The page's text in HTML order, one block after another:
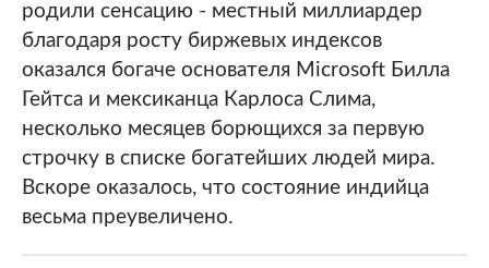
родили сенсацию - местный миллиардер
благодаря росту биржевых индексов
оказался богаче основателя Microsoft Билла
Гейтса и мексиканца Карлоса Слима,
несколько месяцев борющихся за первую
строчку в списке богатейших людей мира.
Вскоре оказалось, что состояние индийца
весьма преувеличено.